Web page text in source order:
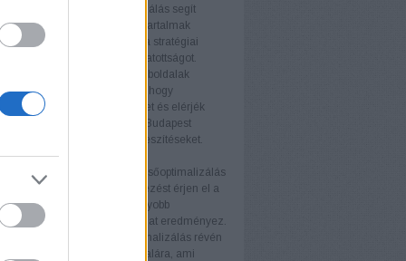
számára a keresőoptimalizálás segít
olvasói bázist és javítani a tartalmak
Az értékes tartalom és a stratégiai
használata növeli a látogatottságot.
A nagyvállalati weboldalak
SEO stratégiákat igényelnek, hogy
növeljék online jelenlétüket és elérjék
A keresőoptimalizálás Budapest
támogatja ezeket az erőfeszítéseket.
keresőmotor rangsor
A keresőoptimalizálás
weboldala magasabb helyezést érjen el a
találati listáján. Ez nagyobb
és több organikus forgalmat eredményez.
A keresőoptimalizálás révén
látogató érkezik az oldalára, ami